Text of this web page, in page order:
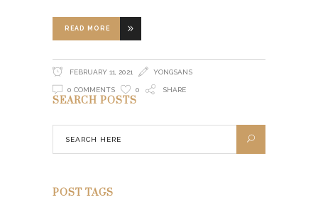
READ MORE
FEBRUARY 11, 2021 YONGSANS
0 COMMENTS 0 SHARE
SEARCH POSTS
POST TAGS